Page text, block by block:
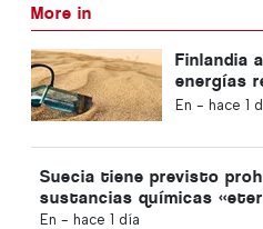
More in
Finlandia
energías
batería de
En - hace 1
Suecia tiene previsto
sustancias químicas
En - hace 1 día